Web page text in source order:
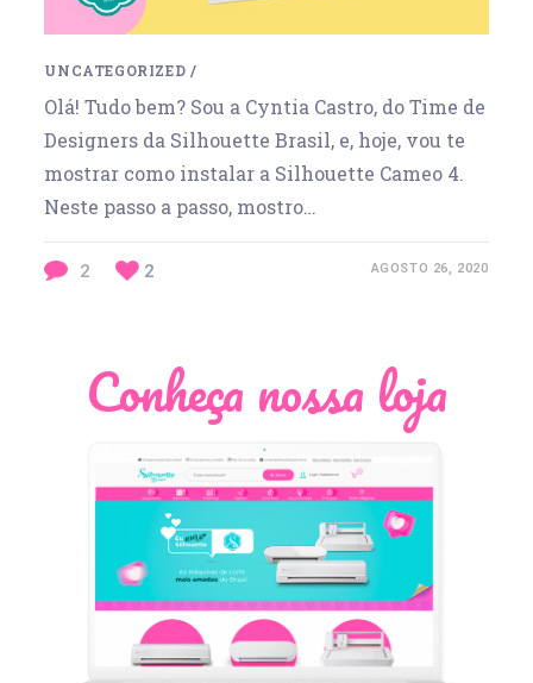
UNCATEGORIZED /
Olá! Tudo bem? Sou a Cyntia Castro, do Time de
Designers da Silhouette Brasil, e, hoje, vou te
mostrar como instalar a Silhouette Cameo 4.
Neste passo a passo, mostro…
2 2 AGOSTO 26, 2020
Conheça nossa loja
Léia Pastori